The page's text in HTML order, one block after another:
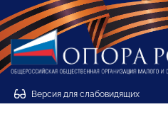
Версия для слабовидящих